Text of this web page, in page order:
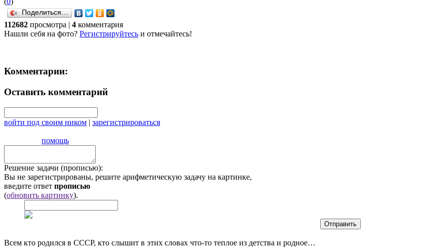
Поделиться…
112682 просмотра | 4 комментария
Нашли себя на фото? Регистрируйтесь и отмечайтесь!
Комментарии:
Оставить комментарий
войти под своим ником | зарегистрироваться
помощь
Решение задачи (прописью):
Вы не зарегистрированы, решите арифметическую задачу на картинке,
введите ответ прописью
(обновить картинку).
Всем кто родился в СССР, кто слышит в этих словах что-то теплое из детства и родное…